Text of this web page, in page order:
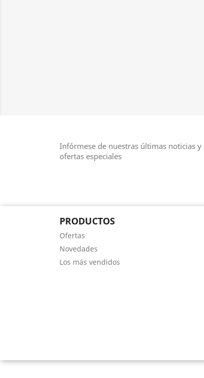
Infórmese de nuestras últimas noticias y
ofertas especiales
PRODUCTOS
Ofertas
Novedades
Los más vendidos